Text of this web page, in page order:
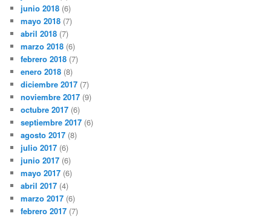
junio 2018 (6)
mayo 2018 (7)
abril 2018 (7)
marzo 2018 (6)
febrero 2018 (7)
enero 2018 (8)
diciembre 2017 (7)
noviembre 2017 (9)
octubre 2017 (6)
septiembre 2017 (6)
agosto 2017 (8)
julio 2017 (6)
junio 2017 (6)
mayo 2017 (6)
abril 2017 (4)
marzo 2017 (6)
febrero 2017 (7)